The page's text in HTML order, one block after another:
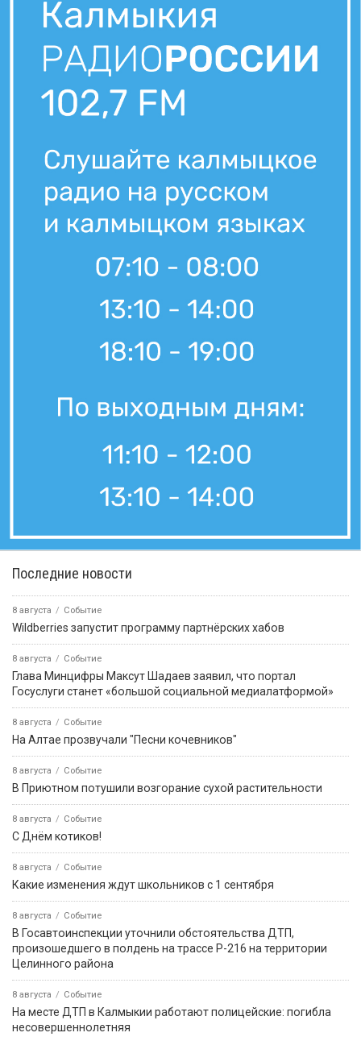
Последние новости
8 августа Событие
Wildberries запустит программу партнёрских хабов
8 августа Событие
Глава Минцифры Максут Шадаев заявил, что портал
Госуслуги станет «большой социальной медиалатформой»
8 августа Событие
На Алтае прозвучали "Песни кочевников"
8 августа Событие
В Приютном потушили возгорание сухой растительности
8 августа Событие
С Днём котиков!
8 августа Событие
Какие изменения ждут школьников с 1 сентября
8 августа Событие
В Госавтоинспекции уточнили обстоятельства ДТП,
произошедшего в полдень на трассе Р-216 на территории
Целинного района
8 августа Событие
На месте ДТП в Калмыкии работают полицейские: погибла
несовершеннолетняя